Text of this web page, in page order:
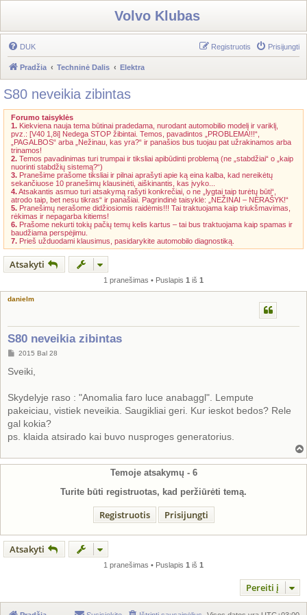
Volvo Klubas
DUK Prisijungti
Registruotis
Pradžia Techninė Dalis Elektra
S80 neveikia zibintas
Forumo taisyklės
1. Kiekviena nauja tema būtinai pradedama, nurodant automobilio modelį ir variklį,
pvz.: [V40 1,8i] Nedega STOP žibintai. Temos, pavadintos „PROBLEMA!!!“,
„PAGALBOS“ arba „Nežinau, kas yra?“ ir panašios bus tuojau pat užrakinamos arba
trinamos!
2. Temos pavadinimas turi trumpai ir tiksliai apibūdinti problemą (ne „stabdžiai“ o „kaip
nuorinti stabdžių sistemą?“)
3. Pranešime prašome tiksliai ir pilnai aprašyti apie ką eina kalba, kad nereikėtų
sekančiuose 10 pranešimų klausinėti, aiškinantis, kas įvyko...
4.Atsakantis asmuo turi atsakymą rašyti konkrečiai, o ne „lygtai taip turėtų būti“,
atrodo taip, bet nesu tikras“ ir panašiai. Pagrindinė taisyklė: „NEŽINAI – NERAŠYK!“
5. Pranešimų nerašome didžiosiomis raidėmis!!! Tai traktuojama kaip triukšmavimas,
rėkimas ir nepagarba kitiems!
6. Prašome nekurti tokių pačių temų kelis kartus – tai bus traktuojama kaip spamas ir
baudžiama perspėjimu.
7. Prieš užduodami klausimus, pasidarykite automobilo diagnostiką.
Atsakyti
1 pranešimas • Puslapis 1 iš 1
danielm
S80 neveikia zibintas
S
a
n
a
r
t
n
ė
2015 Bal 28
Sveiki,
Skydelyje raso : "Anomalia faro luce anabaggl". Lempute
pakeiciau, vistiek neveikia. Saugikliai geri. Kur ieskot bedos? Rele
gal kokia?
ps. klaida atsirado kai buvo nusproges generatorius.
i
Temoje atsakymų - 6
Turite būti registruotas, kad peržiūrėti temą.
Registruotis Prisijungti
Atsakyti
1 pranešimas • Puslapis 1 iš 1
Pereiti į